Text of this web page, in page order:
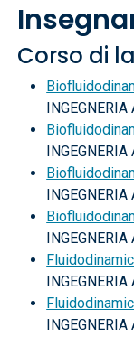
Corso di
INGEGNERIA
INGEGNERIA
INGEGNERIA
INGEGNERIA
INGEGNERIA
INGEGNERIA